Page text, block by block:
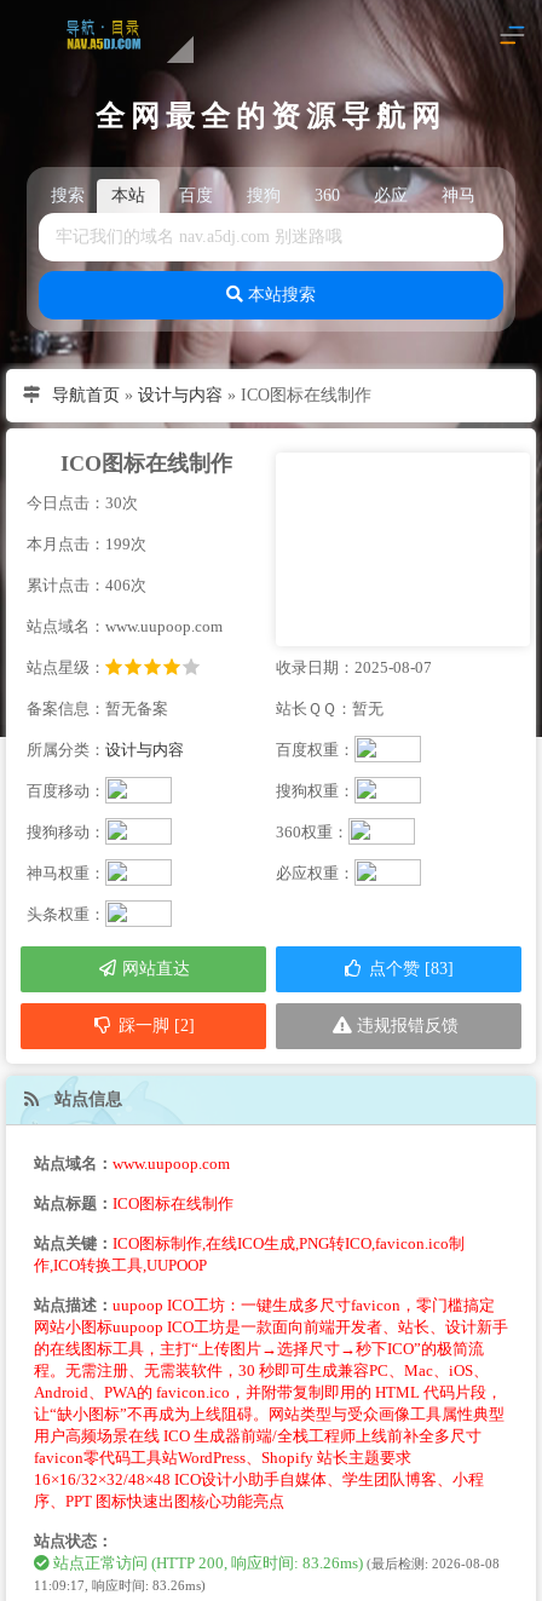
全网最全的资源导航网
搜索 本站 百度 搜狗 360 必应 神马 头
本站搜索
导航首页 » 设计与内容 » ICO图标在线制作
ICO图标在线制作
今日点击：30次
本月点击：199次
累计点击：406次
站点域名：www.uupoop.com
站点星级： 收录日期：2025-08-07
备案信息：暂无备案 站长ＱＱ：暂无
所属分类： 设计与内容 百度权重：
百度移动： 搜狗权重：
搜狗移动： 360权重：
神马权重： 必应权重：
头条权重：
网站直达 点个赞 [83]
踩一脚 [2] 违规报错反馈
站点信息
站点域名： www.uupoop.com
站点标题： ICO图标在线制作
站点关键： ICO图标制作,在线ICO生成,PNG转ICO,favicon.ico制
作,ICO转换工具,UUPOOP
站点描述： uupoop ICO工坊：一键生成多尺寸favicon，零门槛搞定
网站小图标uupoop ICO工坊是一款面向前端开发者、站长、设计新手
的在线图标工具，主打“上传图片→选择尺寸→秒下ICO”的极简流
程。无需注册、无需装软件，30 秒即可生成兼容PC、Mac、iOS、
Android、PWA的 favicon.ico，并附带复制即用的 HTML 代码片段，
让“缺小图标”不再成为上线阻碍。网站类型与受众画像工具属性典型
用户高频场景在线 ICO 生成器前端/全栈工程师上线前补全多尺寸
favicon零代码工具站WordPress、Shopify 站长主题要求
16×16/32×32/48×48 ICO设计小助手自媒体、学生团队博客、小程
序、PPT 图标快速出图核心功能亮点
站点状态：
站点正常访问 (HTTP 200, 响应时间: 83.26ms) (最后检测: 2026-08-08
11:09:17, 响应时间: 83.26ms)